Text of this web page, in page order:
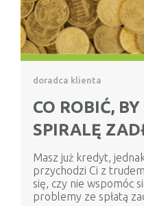
doradca klienta
CO ROBIĆ,
SPIRALĘ
Masz już kredyt,
przychodzi Ci z
się, czy nie wspomóc
problemy ze spłatą